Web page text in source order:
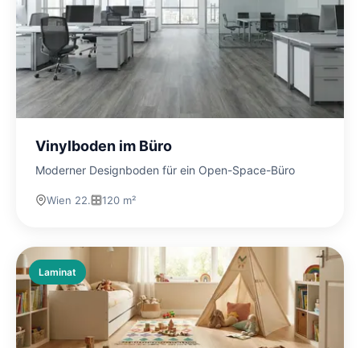
Vinylboden im Büro
Moderner Designboden für ein Open-Space-Büro
Wien 22. 120 m²
Laminat